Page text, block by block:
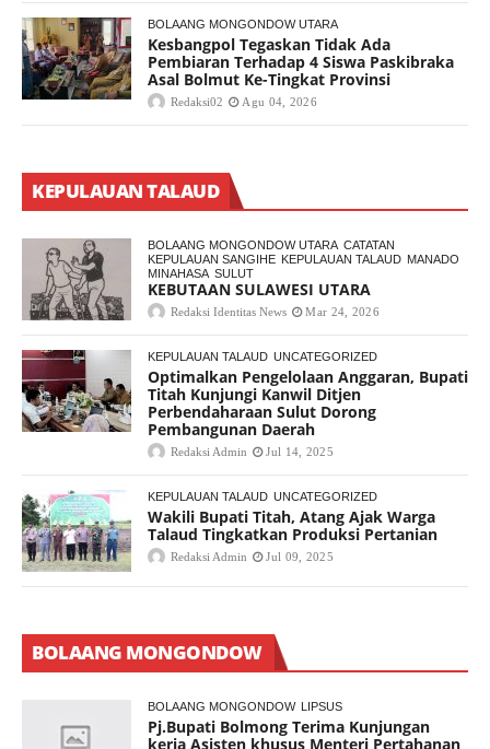
BOLAANG MONGONDOW UTARA
Kesbangpol Tegaskan Tidak Ada
Pembiaran Terhadap 4 Siswa Paskibraka
Asal Bolmut Ke-Tingkat Provinsi
Redaksi02 Agu 04, 2026
KEPULAUAN TALAUD
BOLAANG MONGONDOW UTARA CATATAN
KEPULAUAN SANGIHE KEPULAUAN TALAUD MANADO
MINAHASA SULUT
KEBUTAAN SULAWESI UTARA
Redaksi Identitas News Mar 24, 2026
KEPULAUAN TALAUD UNCATEGORIZED
Optimalkan Pengelolaan Anggaran, Bupati
Titah Kunjungi Kanwil Ditjen
Perbendaharaan Sulut Dorong
Pembangunan Daerah
Redaksi Admin Jul 14, 2025
KEPULAUAN TALAUD UNCATEGORIZED
Wakili Bupati Titah, Atang Ajak Warga
Talaud Tingkatkan Produksi Pertanian
Redaksi Admin Jul 09, 2025
BOLAANG MONGONDOW
BOLAANG MONGONDOW LIPSUS
Pj.Bupati Bolmong Terima Kunjungan
kerja Asisten khusus Menteri Pertahanan